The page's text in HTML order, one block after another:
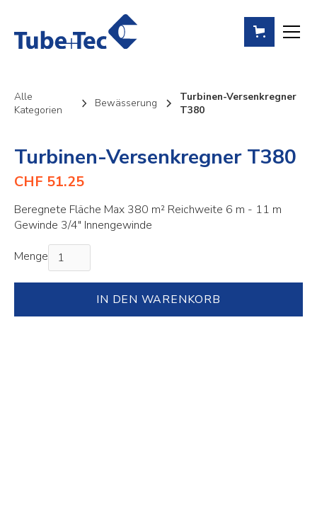
Alle
Kategorien
Bewässerung
Turbinen-Versenkregner
T380
Turbinen-Versenkregner T380
CHF 51.25
Beregnete Fläche Max 380 m² Reichweite 6 m - 11 m
Gewinde 3/4" Innengewinde
Menge